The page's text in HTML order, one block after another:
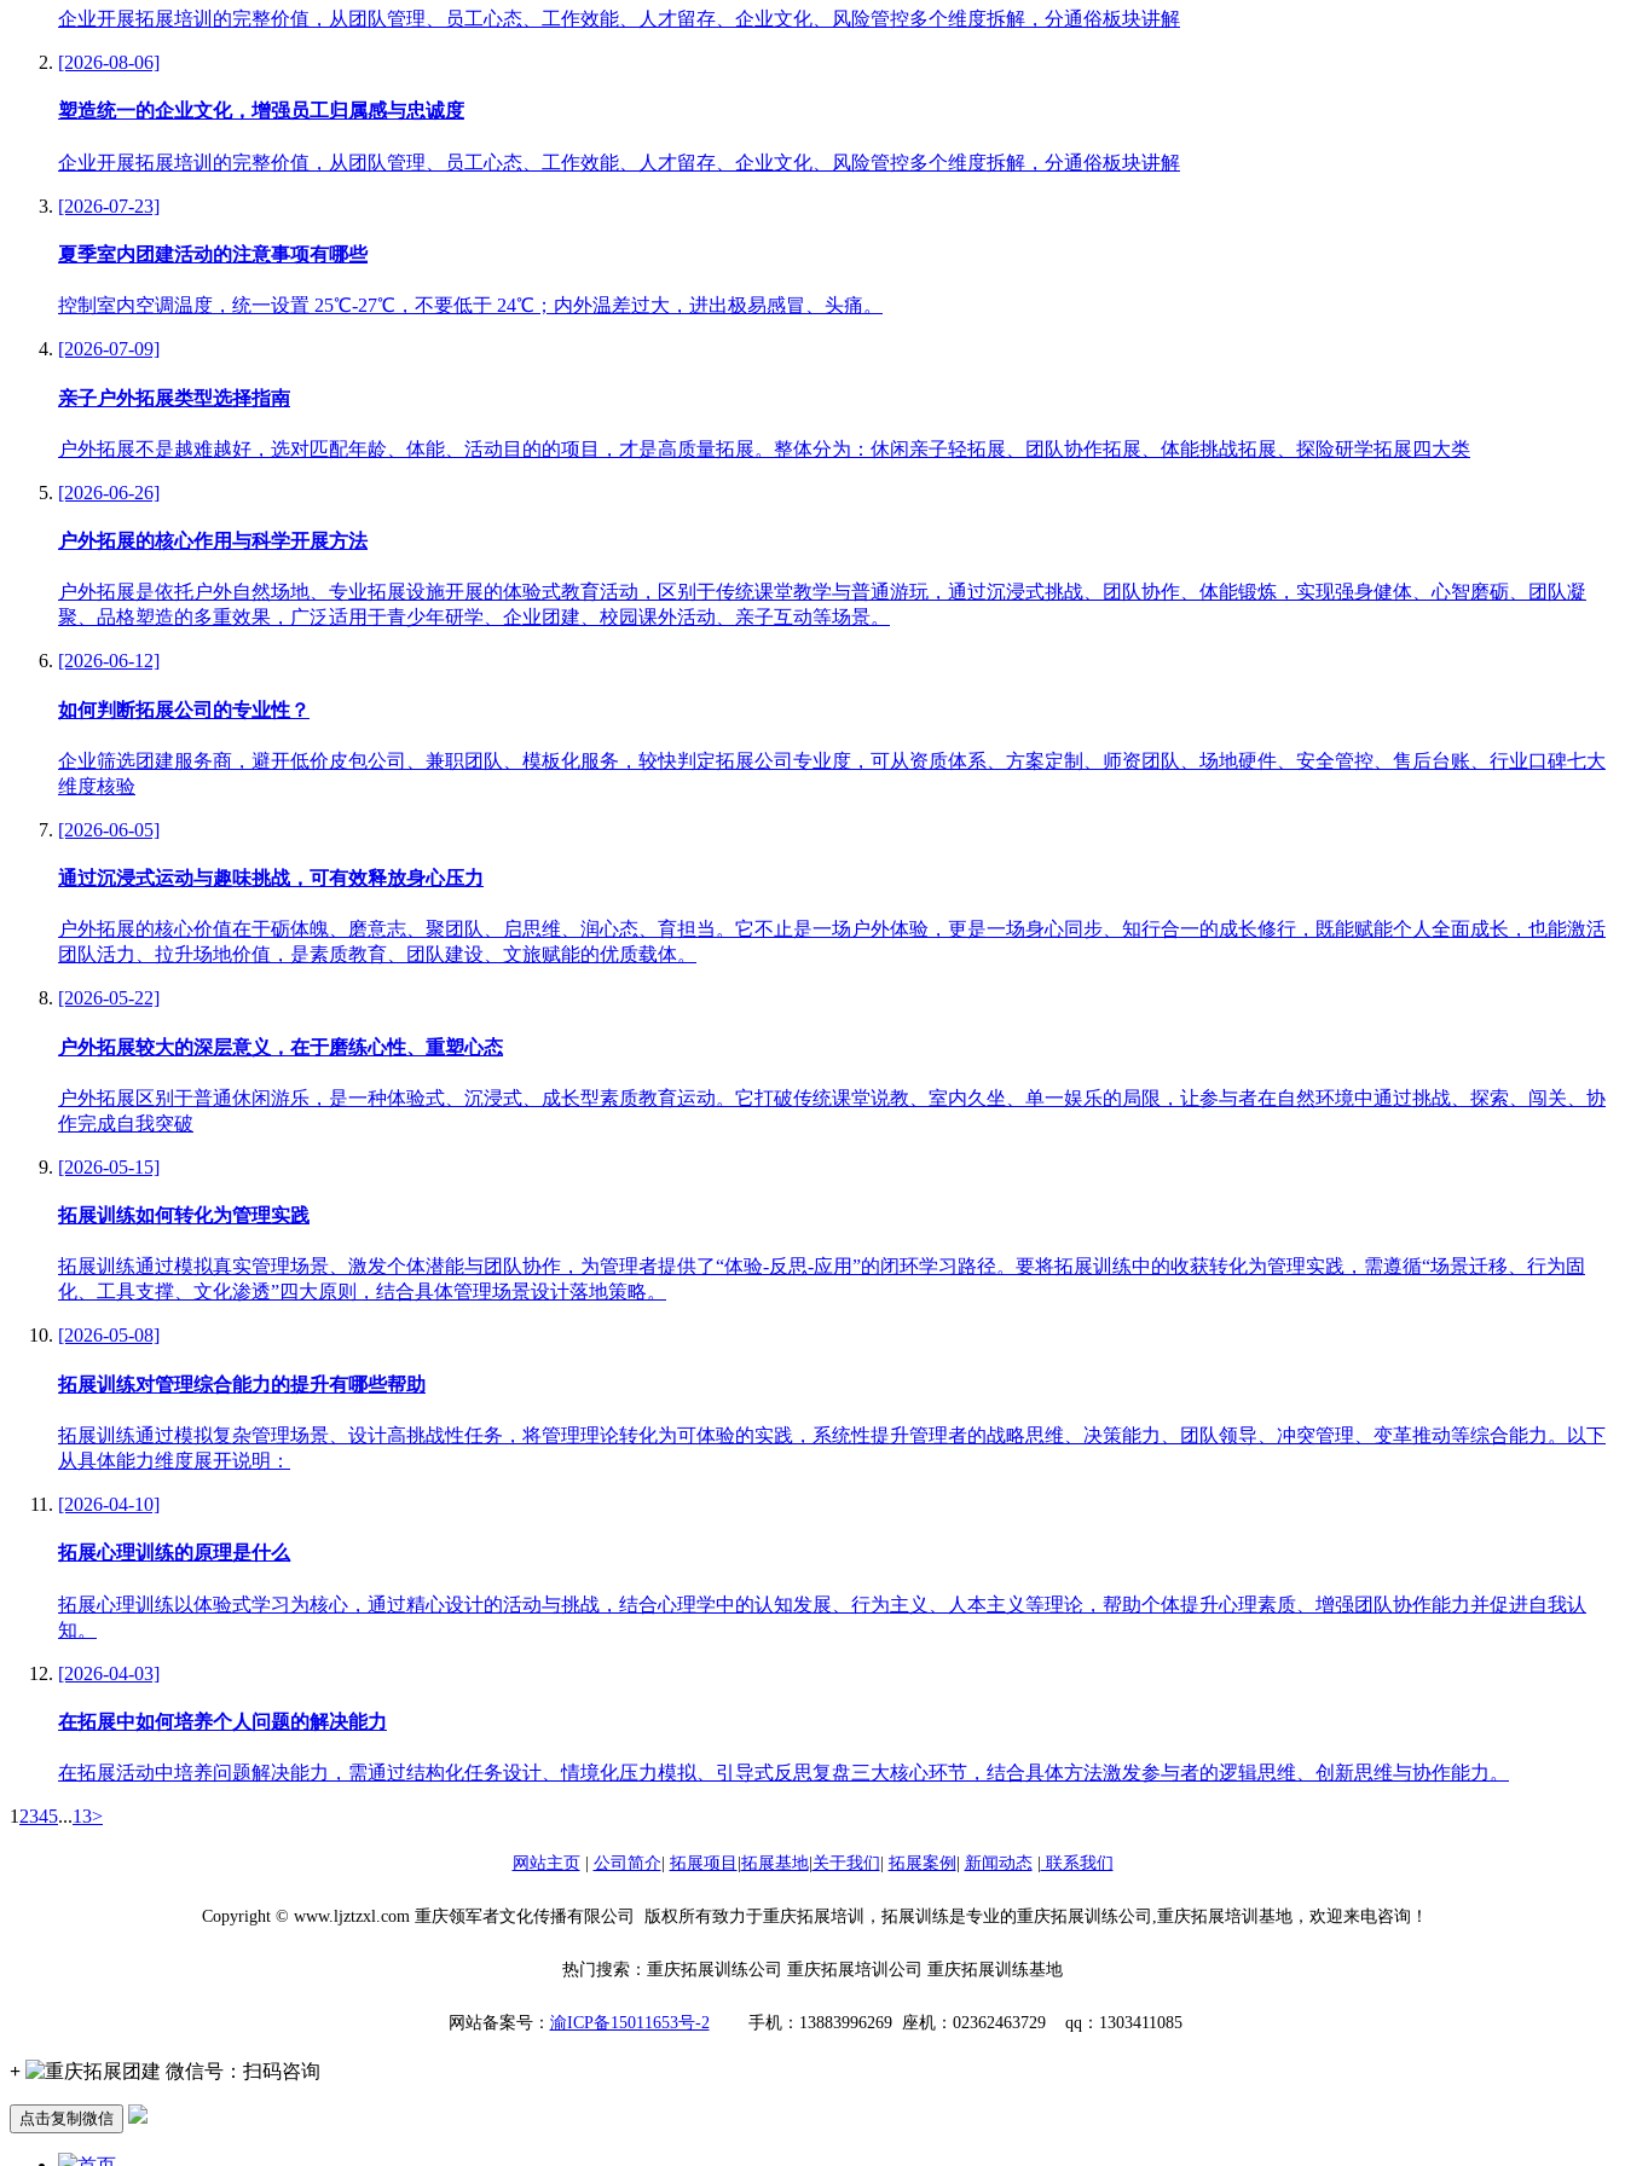
企业开展拓展培训的完整价值，从团队管理、员工心态、工作效能、人才留存、企业文化、风险管控多个维度拆解，分通俗板块讲解
[2026-08-06]
塑造统一的企业文化，增强员工归属感与忠诚度
企业开展拓展培训的完整价值，从团队管理、员工心态、工作效能、人才留存、企业文化、风险管控多个维度拆解，分通俗板块讲解
[2026-07-23]
夏季室内团建活动的注意事项有哪些
控制室内空调温度，统一设置 25℃-27℃，不要低于 24℃；内外温差过大，进出极易感冒、头痛。
[2026-07-09]
亲子户外拓展类型选择指南
户外拓展不是越难越好，选对匹配年龄、体能、活动目的的项目，才是高质量拓展。整体分为：休闲亲子轻拓展、团队协作拓展、体能挑战拓展、探险研学拓展四大类
[2026-06-26]
户外拓展的核心作用与科学开展方法
户外拓展是依托户外自然场地、专业拓展设施开展的体验式教育活动，区别于传统课堂教学与普通游玩，通过沉浸式挑战、团队协作、体能锻炼，实现强身健体、心智磨砺、团队凝
聚、品格塑造的多重效果，广泛适用于青少年研学、企业团建、校园课外活动、亲子互动等场景。
[2026-06-12]
如何判断拓展公司的专业性？
企业筛选团建服务商，避开低价皮包公司、兼职团队、模板化服务，较快判定拓展公司专业度，可从资质体系、方案定制、师资团队、场地硬件、安全管控、售后台账、行业口碑七大
维度核验
[2026-06-05]
通过沉浸式运动与趣味挑战，可有效释放身心压力
户外拓展的核心价值在于砺体魄、磨意志、聚团队、启思维、润心态、育担当。它不止是一场户外体验，更是一场身心同步、知行合一的成长修行，既能赋能个人全面成长，也能激活
团队活力、拉升场地价值，是素质教育、团队建设、文旅赋能的优质载体。
[2026-05-22]
户外拓展较大的深层意义，在于磨练心性、重塑心态
户外拓展区别于普通休闲游乐，是一种体验式、沉浸式、成长型素质教育运动。它打破传统课堂说教、室内久坐、单一娱乐的局限，让参与者在自然环境中通过挑战、探索、闯关、协
作完成自我突破
[2026-05-15]
拓展训练如何转化为管理实践
拓展训练通过模拟真实管理场景、激发个体潜能与团队协作，为管理者提供了“体验-反思-应用”的闭环学习路径。要将拓展训练中的收获转化为管理实践，需遵循“场景迁移、行为固
化、工具支撑、文化渗透”四大原则，结合具体管理场景设计落地策略。
[2026-05-08]
拓展训练对管理综合能力的提升有哪些帮助
拓展训练通过模拟复杂管理场景、设计高挑战性任务，将管理理论转化为可体验的实践，系统性提升管理者的战略思维、决策能力、团队领导、冲突管理、变革推动等综合能力。以下
从具体能力维度展开说明：
[2026-04-10]
拓展心理训练的原理是什么
拓展心理训练以体验式学习为核心，通过精心设计的活动与挑战，结合心理学中的认知发展、行为主义、人本主义等理论，帮助个体提升心理素质、增强团队协作能力并促进自我认
知。
[2026-04-03]
在拓展中如何培养个人问题的解决能力
在拓展活动中培养问题解决能力，需通过结构化任务设计、情境化压力模拟、引导式反思复盘三大核心环节，结合具体方法激发参与者的逻辑思维、创新思维与协作能力。
1 2345...13>
网站主页 公司简介| 拓展项目 拓展基地| 关于我们 拓展案例 新闻动态| 联系我们
Copyright © www.ljztzxl.com 重庆领军者文化传播有限公司 版权所有致力于重庆拓展培训，拓展训练是专业的重庆拓展训练公司,重庆拓展培训基地，欢迎来电咨询！
热门搜索：重庆拓展训练公司 重庆拓展培训公司 重庆拓展训练基地
网站备案号： 渝ICP备15011653号-2手机：13883996269 座机：02362463729 qq：1303411085
+ 微信号： 扫码咨询
点击复制微信